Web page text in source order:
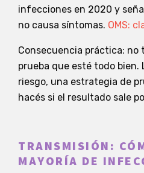
infecciones en 2020 y
no causa síntomas. OMS:
Consecuencia práctica: no
prueba que esté todo bien.
riesgo, una estrategia de
hacés si el resultado sale
TRANSMISIÓN:
MAYORÍA DE